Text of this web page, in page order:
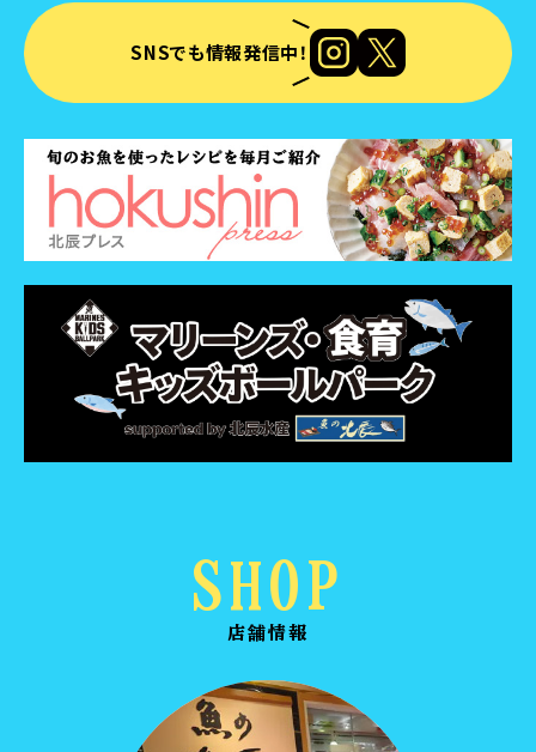
SNSでも情報発信中！
SHOP
店舗情報